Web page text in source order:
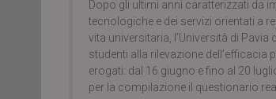
Dopo gli ultimi anni caratterizzati da
tecnologiche e dei servizi orientati a
vita universitaria, l’Università di Pavia
studenti alla rilevazione dell’efficacia
erogati: dal 16 giugno e fino al 20
per la compilazione il questionario